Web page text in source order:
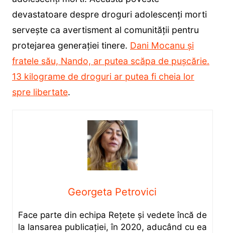
devastatoare despre droguri adolescenți morti
servește ca avertisment al comunității pentru
protejarea generației tinere. Dani Mocanu și
fratele său, Nando, ar putea scăpa de pușcărie.
13 kilograme de droguri ar putea fi cheia lor
spre libertate.
Georgeta Petrovici
Face parte din echipa Rețete și vedete încă de
la lansarea publicației, în 2020, aducând cu ea